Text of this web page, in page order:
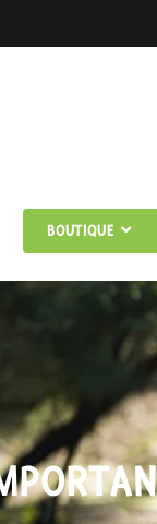
BOUTIQUE